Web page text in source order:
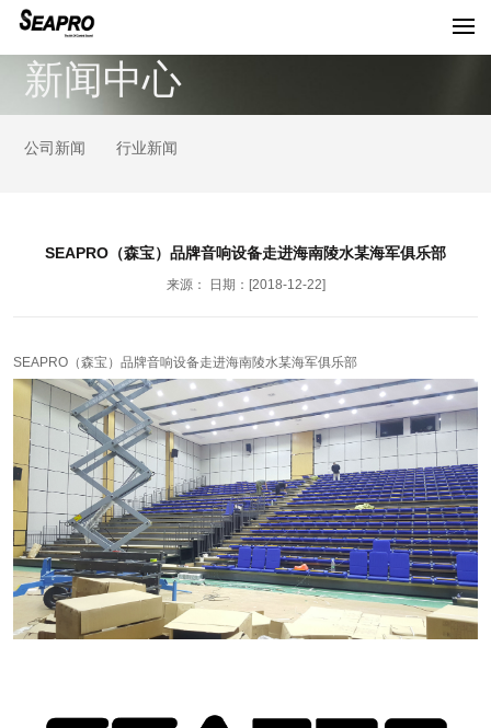
新闻中心
公司新闻 行业新闻
SEAPRO（森宝）品牌音响设备走进海南陵水某海军俱乐部
来源： 日期：[2018-12-22]
SEAPRO（森宝）品牌音响设备走进海南陵水某海军俱乐部